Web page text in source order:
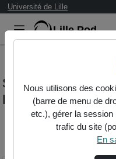
Université de Lille
Lille.Pod
Statistiques de
Eco geo.mp4
Modifier la période de
Nous utilisons des
(barre de menu de
etc.), gérer la session
trafic du site
En